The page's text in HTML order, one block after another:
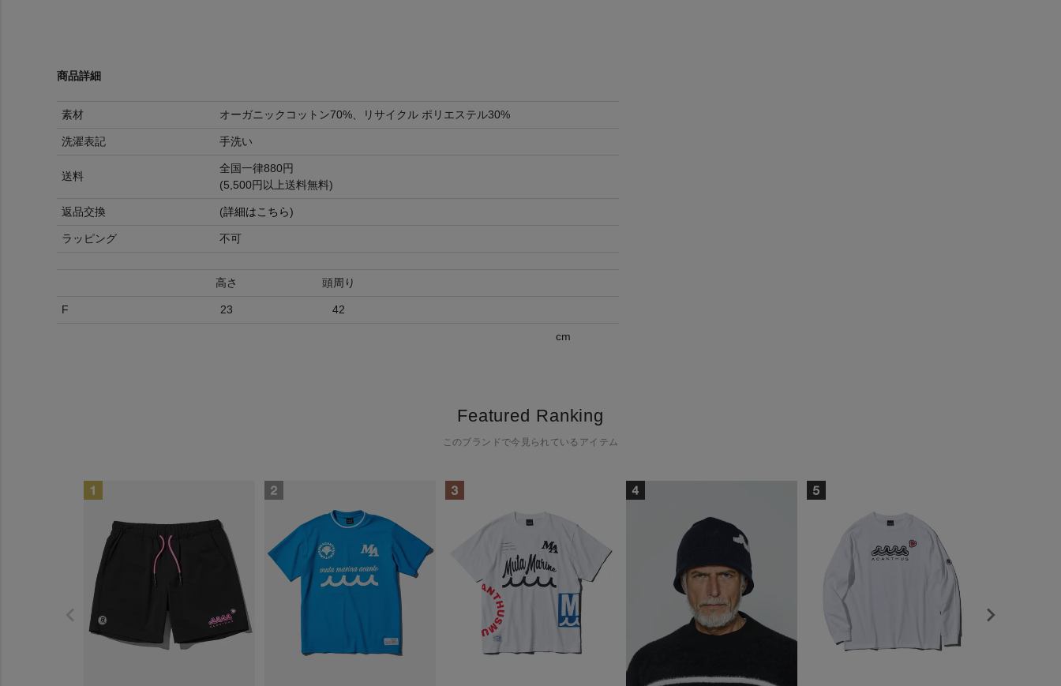
商品詳細
素材 オーガニックコットン70%、リサイクル ポリエステル30%
洗濯表記 手洗い
送料
全国一律880円
(5,500円以上送料無料)
返品交換 (詳細はこちら)
ラッピング 不可
高さ 頭周り
F 23 42
cm
Featured Ranking
このブランドで今見られているアイテム